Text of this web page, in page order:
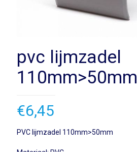
pvc lijmzadel
110mm>50mm
€6,45
PVC lijmzadel 110mm>50mm